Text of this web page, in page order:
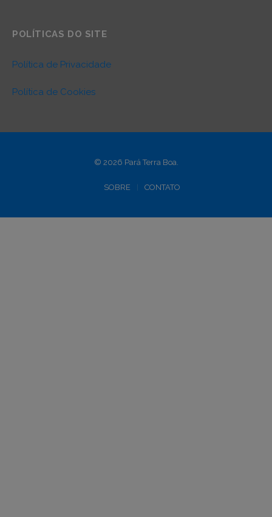
POLÍTICAS DO SITE
Política de Privacidade
Política de Cookies
© 2026 Pará Terra Boa.
SOBRE CONTATO